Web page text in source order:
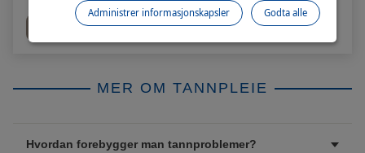
MER OM TANNPLEIE
Hvordan forebygger man tannproblemer?
Godta alle
Administrer informasjonskapsler